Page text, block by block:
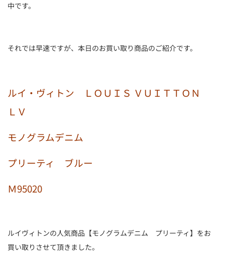
中です。
それでは早速ですが、本日のお買い取り商品のご紹介です。
ルイ・ヴィトン ＬＯＵＩＳ ＶＵＩＴＴＯＮ
ＬＶ
モノグラムデニム
プリーティ ブルー
Ｍ95020
ルイヴィトンの人気商品【モノグラムデニム プリーティ】をお
買い取りさせて頂きました。